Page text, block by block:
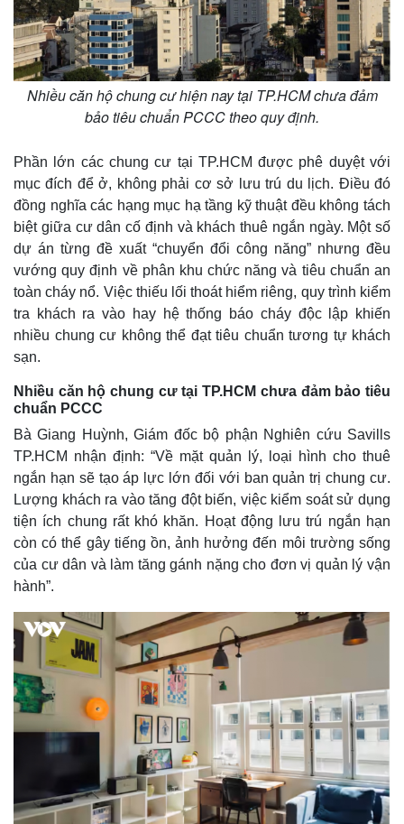
Thế giới
Quan sát
Cuộc sống đó đây
Multimedia
Video
Ảnh
E-Magazine
Infographic
Nhiều căn hộ chung cư hiện nay tại TP.HCM chưa đảm
bảo tiêu chuẩn PCCC theo quy định.
Phần lớn các chung cư tại TP.HCM được phê duyệt với
mục đích để ở, không phải cơ sở lưu trú du lịch. Điều đó
đồng nghĩa các hạng mục hạ tầng kỹ thuật đều không tách
biệt giữa cư dân cố định và khách thuê ngắn ngày. Một số
dự án từng đề xuất “chuyển đổi công năng” nhưng đều
vướng quy định về phân khu chức năng và tiêu chuẩn an
toàn cháy nổ. Việc thiếu lối thoát hiểm riêng, quy trình kiểm
tra khách ra vào hay hệ thống báo cháy độc lập khiến
nhiều chung cư không thể đạt tiêu chuẩn tương tự khách
sạn.
Nhiều căn hộ chung cư tại TP.HCM chưa đảm bảo tiêu
chuẩn PCCC
Bà Giang Huỳnh, Giám đốc bộ phận Nghiên cứu Savills
TP.HCM nhận định: “Về mặt quản lý, loại hình cho thuê
ngắn hạn sẽ tạo áp lực lớn đối với ban quản trị chung cư.
Lượng khách ra vào tăng đột biến, việc kiểm soát sử dụng
tiện ích chung rất khó khăn. Hoạt động lưu trú ngắn hạn
còn có thể gây tiếng ồn, ảnh hưởng đến môi trường sống
của cư dân và làm tăng gánh nặng cho đơn vị quản lý vận
hành”.